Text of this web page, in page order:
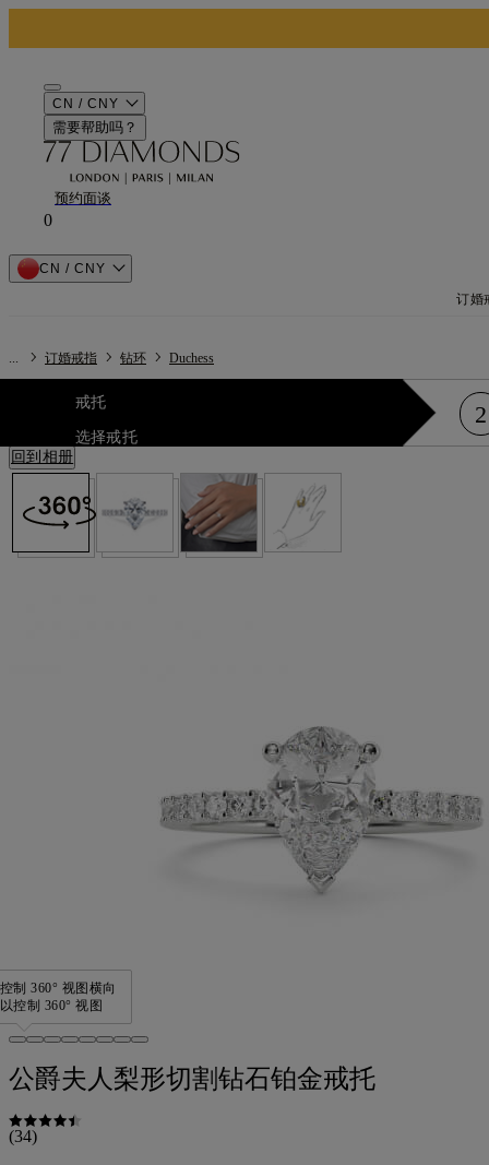
CN / CNY
需要帮助吗？
预约面谈
0
CN / CNY
订婚
... 订婚戒指 钻环 Duchess
戒托
选择戒托
2
回到相册
制 360° 视图 横向
控制 360° 视图
公爵夫人梨形切割钻石铂金戒托
(34)